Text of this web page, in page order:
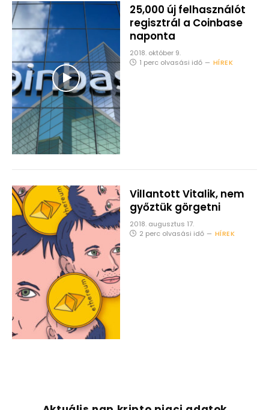
25,000 új felhasználót
regisztrál a Coinbase
naponta
2018. október 9.
1 perc olvasási idő
HÍREK
Villantott Vitalik, nem
győztük görgetni
2018. augusztus 17.
2 perc olvasási idő
HÍREK